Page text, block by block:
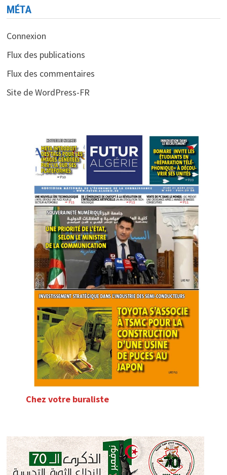
MÉTA
Connexion
Flux des publications
Flux des commentaires
Site de WordPress-FR
Chez votre buraliste